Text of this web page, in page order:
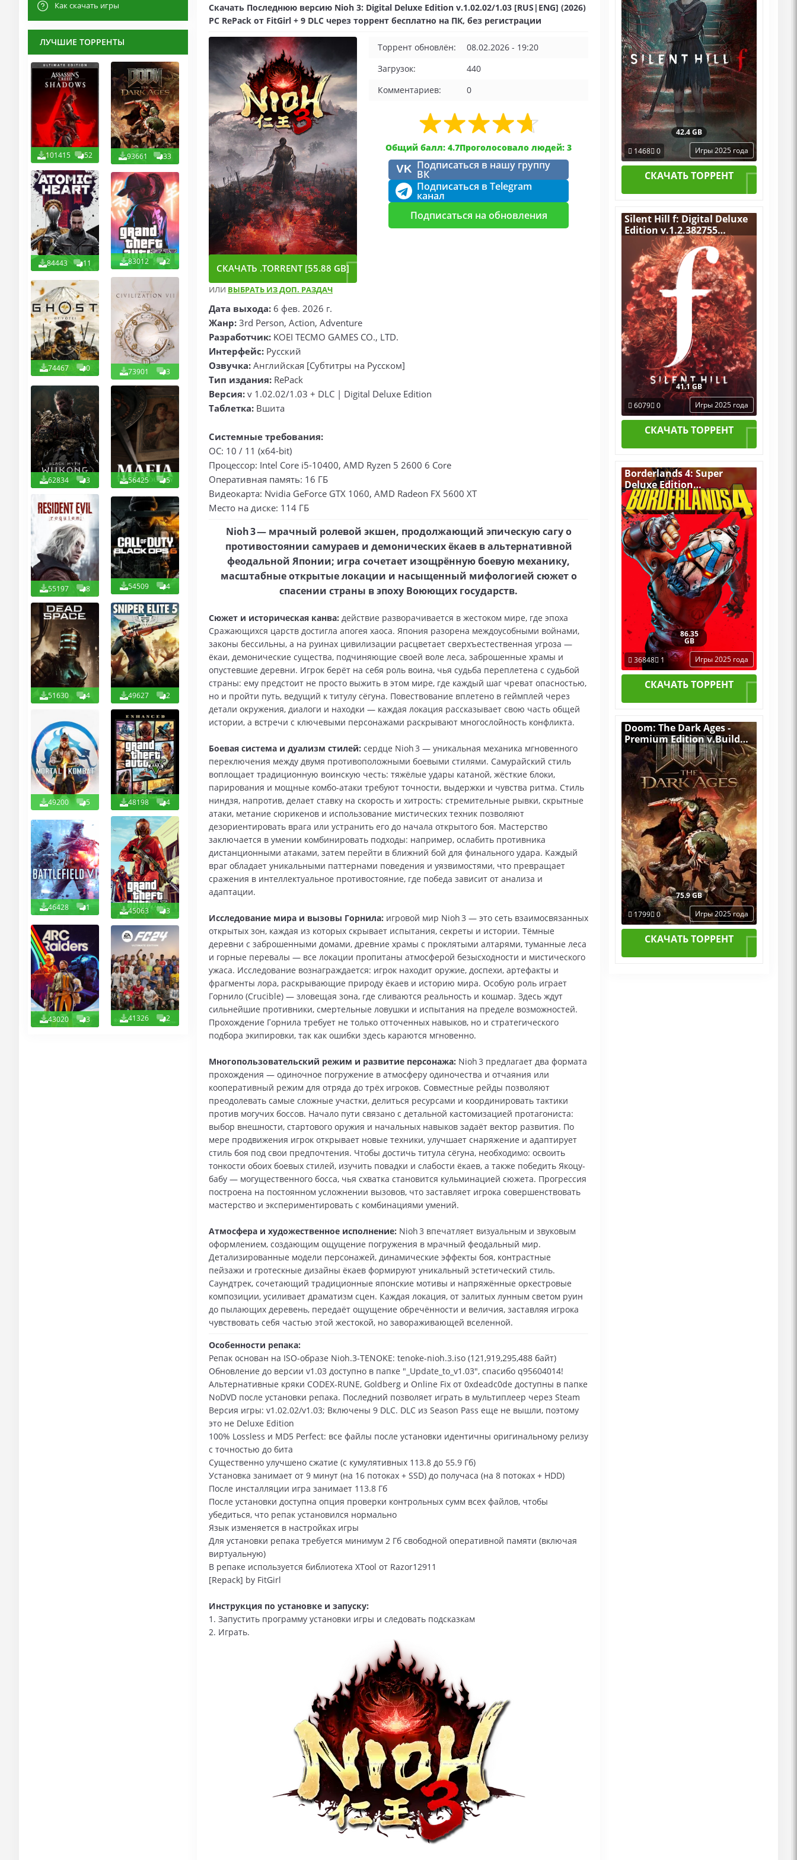
Как скачать игры
ЛУЧШИЕ ТОРРЕНТЫ
101415 52 93661 33
84443 11 83012 2
74467 0 73901 3
62834 3 56425 5
55197 8 54509 4
51630 4 49627 2
49200 5 48198 4
46428 1 45063 3
43020 3 41326 2
Скачать Последнюю версию Nioh 3: Digital Deluxe Edition v.1.02.02/1.03 [RUS|ENG] (2026)
PC RePack от FitGirl + 9 DLC через торрент бесплатно на ПК, без регистрации
СКАЧАТЬ .TORRENT [55.88 GB]
ИЛИ ВЫБРАТЬ ИЗ ДОП. РАЗДАЧ
Торрент обновлён:
08.02.2026 - 19:20
Загрузок:
440
Комментариев:
0
Общий балл: 4.7Проголосовало людей: 3
VK Подписаться в нашу группу
ВК
Подписаться в Telegram
канал
Подписаться на обновления
Дата выхода: 6 фев. 2026 г.
Жанр: 3rd Person, Action, Adventure
Разработчик: KOEI TECMO GAMES CO., LTD.
Интерфейс: Русский
Озвучка: Английская [Субтитры на Русском]
Тип издания: RePack
Версия: v 1.02.02/1.03 + DLC | Digital Deluxe Edition
Таблетка: Вшита
Системные требования:
ОС: 10 / 11 (x64-bit)
Процессор: Intel Core i5-10400, AMD Ryzen 5 2600 6 Core
Оперативная память: 16 ГБ
Видеокарта: Nvidia GeForce GTX 1060, AMD Radeon FX 5600 XT
Место на диске: 114 ГБ
Nioh 3 — мрачный ролевой экшен, продолжающий эпическую сагу о
противостоянии самураев и демонических ёкаев в альтернативной
феодальной Японии; игра сочетает изощрённую боевую механику,
масштабные открытые локации и насыщенный мифологией сюжет о
спасении страны в эпоху Воюющих государств.
Сюжет и историческая канва: действие разворачивается в жестоком мире, где эпоха
Сражающихся царств достигла апогея хаоса. Япония разорена междоусобными войнами,
законы бессильны, а на руинах цивилизации расцветает сверхъестественная угроза —
ёкаи, демонические существа, подчиняющие своей воле леса, заброшенные храмы и
опустевшие деревни. Игрок берёт на себя роль воина, чья судьба переплетена с судьбой
страны: ему предстоит не просто выжить в этом мире, где каждый шаг чреват опасностью,
но и пройти путь, ведущий к титулу сёгуна. Повествование вплетено в геймплей через
детали окружения, диалоги и находки — каждая локация рассказывает свою часть общей
истории, а встречи с ключевыми персонажами раскрывают многослойность конфликта.
Боевая система и дуализм стилей: сердце Nioh 3 — уникальная механика мгновенного
переключения между двумя противоположными боевыми стилями. Самурайский стиль
воплощает традиционную воинскую честь: тяжёлые удары катаной, жёсткие блоки,
парирования и мощные комбо-атаки требуют точности, выдержки и чувства ритма. Стиль
ниндзя, напротив, делает ставку на скорость и хитрость: стремительные рывки, скрытные
атаки, метание сюрикенов и использование мистических техник позволяют
дезориентировать врага или устранить его до начала открытого боя. Мастерство
заключается в умении комбинировать подходы: например, ослабить противника
дистанционными атаками, затем перейти в ближний бой для финального удара. Каждый
враг обладает уникальными паттернами поведения и уязвимостями, что превращает
сражения в интеллектуальное противостояние, где победа зависит от анализа и
адаптации.
Исследование мира и вызовы Горнила: игровой мир Nioh 3 — это сеть взаимосвязанных
открытых зон, каждая из которых скрывает испытания, секреты и истории. Тёмные
деревни с заброшенными домами, древние храмы с проклятыми алтарями, туманные леса
и горные перевалы — все локации пропитаны атмосферой безысходности и мистического
ужаса. Исследование вознаграждается: игрок находит оружие, доспехи, артефакты и
фрагменты лора, раскрывающие природу ёкаев и историю мира. Особую роль играет
Горнило (Crucible) — зловещая зона, где сливаются реальность и кошмар. Здесь ждут
сильнейшие противники, смертельные ловушки и испытания на пределе возможностей.
Прохождение Горнила требует не только отточенных навыков, но и стратегического
подбора экипировки, так как ошибки здесь караются мгновенно.
Многопользовательский режим и развитие персонажа: Nioh 3 предлагает два формата
прохождения — одиночное погружение в атмосферу одиночества и отчаяния или
кооперативный режим для отряда до трёх игроков. Совместные рейды позволяют
преодолевать самые сложные участки, делиться ресурсами и координировать тактики
против могучих боссов. Начало пути связано с детальной кастомизацией протагониста:
выбор внешности, стартового оружия и начальных навыков задаёт вектор развития. По
мере продвижения игрок открывает новые техники, улучшает снаряжение и адаптирует
стиль боя под свои предпочтения. Чтобы достичь титула сёгуна, необходимо: освоить
тонкости обоих боевых стилей, изучить повадки и слабости ёкаев, а также победить Якоцу-
бабу — могущественного босса, чья схватка становится кульминацией сюжета. Прогрессия
построена на постоянном усложнении вызовов, что заставляет игрока совершенствовать
мастерство и экспериментировать с комбинациями умений.
Атмосфера и художественное исполнение: Nioh 3 впечатляет визуальным и звуковым
оформлением, создающим ощущение погружения в мрачный феодальный мир.
Детализированные модели персонажей, динамические эффекты боя, контрастные
пейзажи и гротескные дизайны ёкаев формируют уникальный эстетический стиль.
Саундтрек, сочетающий традиционные японские мотивы и напряжённые оркестровые
композиции, усиливает драматизм сцен. Каждая локация, от залитых лунным светом руин
до пылающих деревень, передаёт ощущение обречённости и величия, заставляя игрока
чувствовать себя частью этой жестокой, но завораживающей вселенной.
Особенности репака:
Репак основан на ISO-образе Nioh.3-TENOKE: tenoke-nioh.3.iso (121,919,295,488 байт)
Обновление до версии v1.03 доступно в папке "_Update_to_v1.03", спасибо q95604014!
Альтернативные кряки CODEX-RUNE, Goldberg и Online Fix от 0xdeadc0de доступны в папке
NoDVD после установки репака. Последний позволяет играть в мультиплеер через Steam
Версия игры: v1.02.02/v1.03; Включены 9 DLC. DLC из Season Pass еще не вышли, поэтому
это не Deluxe Edition
100% Lossless и MD5 Perfect: все файлы после установки идентичны оригинальному релизу
с точностью до бита
Существенно улучшено сжатие (с кумулятивных 113.8 до 55.9 Гб)
Установка занимает от 9 минут (на 16 потоках + SSD) до получаса (на 8 потоках + HDD)
После инсталляции игра занимает 113.8 Гб
После установки доступна опция проверки контрольных сумм всех файлов, чтобы
убедиться, что репак установился нормально
Язык изменяется в настройках игры
Для установки репака требуется минимум 2 Гб свободной оперативной памяти (включая
виртуальную)
В репаке используется библиотека XTool от Razor12911
[Repack] by FitGirl
Инструкция по установке и запуску:
1. Запустить программу установки игры и следовать подсказкам
2. Играть.
42.4 GB
1468 0 Игры 2025 года
СКАЧАТЬ ТОРРЕНТ
Silent Hill f: Digital Deluxe
Edition v.1.2.382755
[RUS|ENG] (2025) PC
RePack by R.G. Механики
+ Все Дополнения
41.1 GB
6079 0 Игры 2025 года
СКАЧАТЬ ТОРРЕНТ
Borderlands 4: Super
Deluxe Edition
v.Build 21971224
[RUS|ENG] (2025) PC
RePack by R.G. Механики
+ все Дополнения
86.35
GB
36848
1 Игры 2025 года
СКАЧАТЬ ТОРРЕНТ
Doom: The Dark Ages -
Premium Edition v.Build
20760608 [RUS|ENG] (2025)
PC RePack от Десептикон
со всеми Дополнениями
75.9 GB
1799 0 Игры 2025 года
СКАЧАТЬ ТОРРЕНТ